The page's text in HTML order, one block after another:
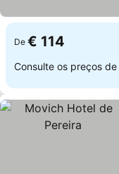
De € 114
Consulte os preços de